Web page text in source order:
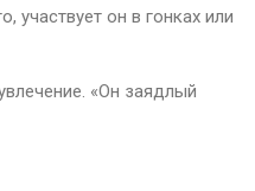
участвует он в гонках или
«Он заядлый